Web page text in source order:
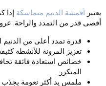
أقمشة الدنيم متماسكةإذا
قدر من التمدد والراحة.
قدرة تمدد أعلى من الدنيم
تعزيز المرونة للأنشطة كثيفة
خصائص استعادة فائقة
المتكرر
ملمس يد أكثر نعومة يجذب